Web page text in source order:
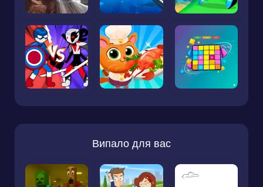
Випало для вас